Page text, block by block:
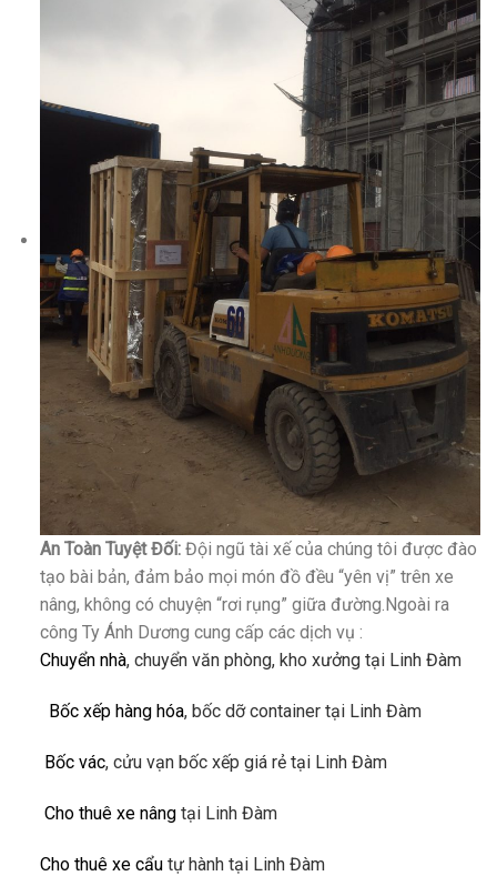
An Toàn Tuyệt Đối:Đội ngũ tài xế của chúng tôi được đào
tạo bài bản, đảm bảo mọi món đồ đều “yên vị” trên xe
nâng, không có chuyện “rơi rụng” giữa đường.Ngoài ra
công Ty Ánh Dương cung cấp các dịch vụ :
Chuyển nhà, chuyển văn phòng, kho xưởng tại Linh Đàm
Bốc xếp hàng hóa, bốc dỡ container tại Linh Đàm
Bốc vác, cửu vạn bốc xếp giá rẻ tại Linh Đàm
Cho thuê xe nângtại Linh Đàm
Cho thuê xe cẩutự hành tại Linh Đàm